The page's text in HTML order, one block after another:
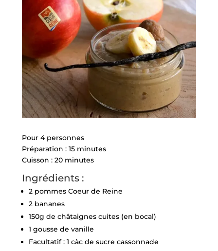
Pour 4 personnes
Préparation : 15 minutes
Cuisson : 20 minutes
Ingrédients :
2 pommes Coeur de Reine
2 bananes
150g de châtaignes cuites (en bocal)
1 gousse de vanille
Facultatif : 1 càc de sucre cassonnade